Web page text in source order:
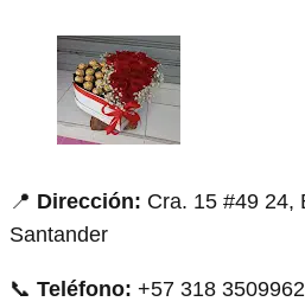
📍 Dirección: Cra. 15 #49 24,
Santander
📞 Teléfono: +57 318 3509962